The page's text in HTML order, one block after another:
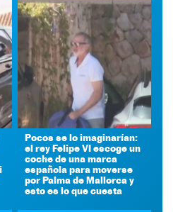
Pocos se lo imaginarían:
el rey Felipe VI escoge un
coche de una marca
española para moverse
por Palma de Mallorca y
esto es lo que cuesta